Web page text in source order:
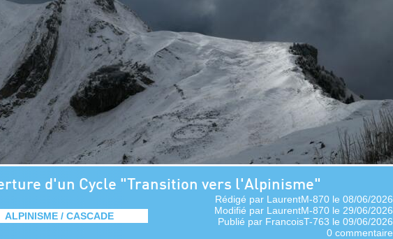
d'un Cycle "Transition vers l'Alpinisme"
ALPINISME / CASCADE
Rédigé par LaurentM-870 le 08/06/2026
Modifié par LaurentM-870 le 29/06/2026
Publié par FrancoisT-763 le 09/06/2026
0 commentaire